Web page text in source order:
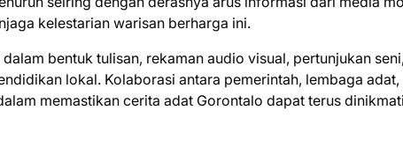
kelestarian warisan berharga ini.
bentuk tulisan, rekaman audio visual, pertunjukan
lokal. Kolaborasi antara pemerintah, lembaga adat,
memastikan cerita adat Gorontalo dapat terus